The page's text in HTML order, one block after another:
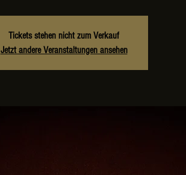
Tickets stehen nicht zum Verkauf
Jetzt andere Veranstaltungen ansehen